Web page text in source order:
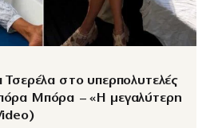
Τσερέλα στο υπερπολυτελές
Μπόρα – «Η μεγαλύτερη